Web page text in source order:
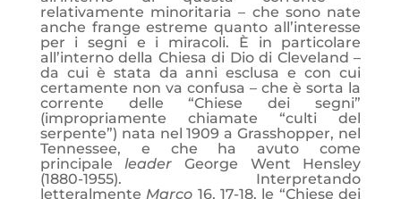
relativamente minoritaria – che sono nate
anche frange estreme quanto all’interesse
per i segni e i miracoli. È in particolare
all’interno della Chiesa di Dio di Cleveland –
da cui è stata da anni esclusa e con cui
certamente non va confusa – che è sorta la
corrente delle “Chiese dei segni”
(impropriamente chiamate “culti del
serpente”) nata nel 1909 a Grasshopper, nel
Tennessee, e che ha avuto come
principaleleader George Went Hensley
(1880-1955). Interpretando
letteralmente Marco 16, 17-18, le “Chiese dei